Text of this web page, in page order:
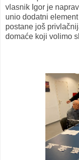
vlasnik Igor je
unio dodatni
postane još
domaće koji volimo